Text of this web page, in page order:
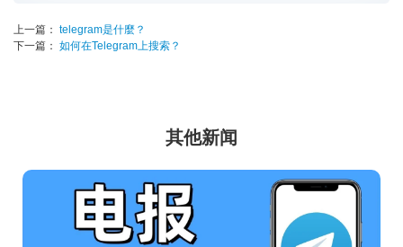
上一篇： telegram是什麼？
下一篇： 如何在Telegram上搜索？
其他新闻